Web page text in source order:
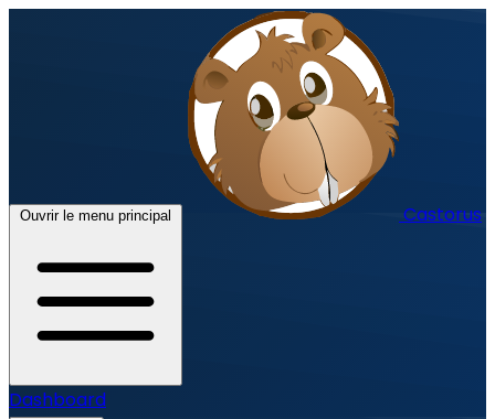
Ouvrir le menu principal Castorus
Dashboard